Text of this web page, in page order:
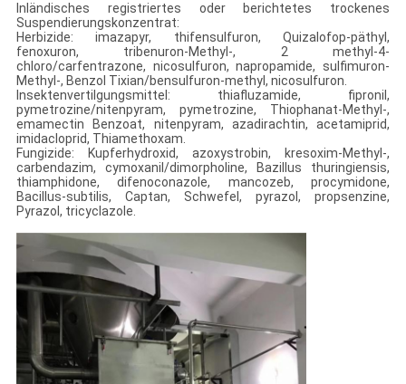
Inländisches registriertes oder berichtetes trockenes
Suspendierungskonzentrat:
Herbizide: imazapyr, thifensulfuron, Quizalofop-päthyl,
fenoxuron, tribenuron-Methyl-, 2 methyl-4-
chloro/carfentrazone, nicosulfuron, napropamide, sulfimuron-
Methyl-, Benzol Tixian/bensulfuron-methyl, nicosulfuron.
Insektenvertilgungsmittel: thiafluzamide, fipronil,
pymetrozine/nitenpyram, pymetrozine, Thiophanat-Methyl-,
emamectin Benzoat, nitenpyram, azadirachtin, acetamiprid,
imidacloprid, Thiamethoxam.
Fungizide: Kupferhydroxid, azoxystrobin, kresoxim-Methyl-,
carbendazim, cymoxanil/dimorpholine, Bazillus thuringiensis,
thiamphidone, difenoconazole, mancozeb, procymidone,
Bacillus-subtilis, Captan, Schwefel, pyrazol, propsenzine,
Pyrazol, tricyclazole.